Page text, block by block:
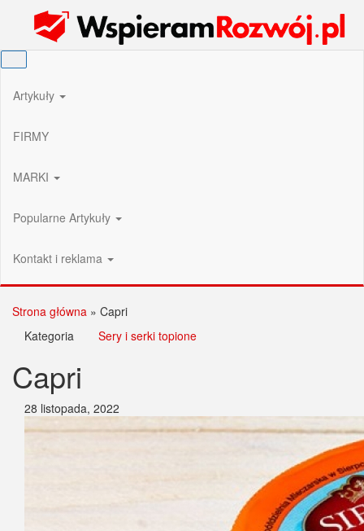
Wspieram Rozwój PL
Artykuły
FIRMY
MARKI
Popularne Artykuły
Kontakt i reklama
Strona główna » Capri
Kategoria
Sery i serki topione
Capri
28 listopada, 2022